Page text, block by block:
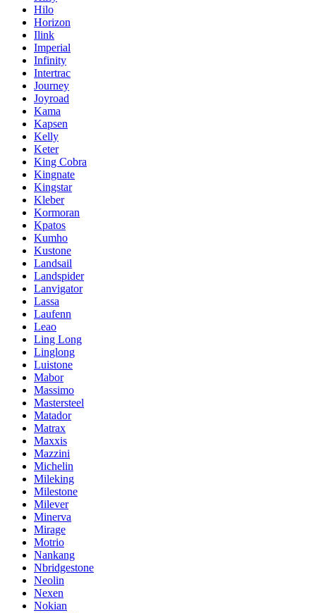
Hilo
Horizon
Ilink
Imperial
Infinity
Intertrac
Journey
Joyroad
Kama
Kapsen
Kelly
Keter
King Cobra
Kingnate
Kingstar
Kleber
Kormoran
Kpatos
Kumho
Kustone
Landsail
Landspider
Lanvigator
Lassa
Laufenn
Leao
Ling Long
Linglong
Luistone
Mabor
Massimo
Mastersteel
Matador
Matrax
Maxxis
Mazzini
Michelin
Mileking
Milestone
Milever
Minerva
Mirage
Motrio
Nankang
Nbridgestone
Neolin
Nexen
Nokian